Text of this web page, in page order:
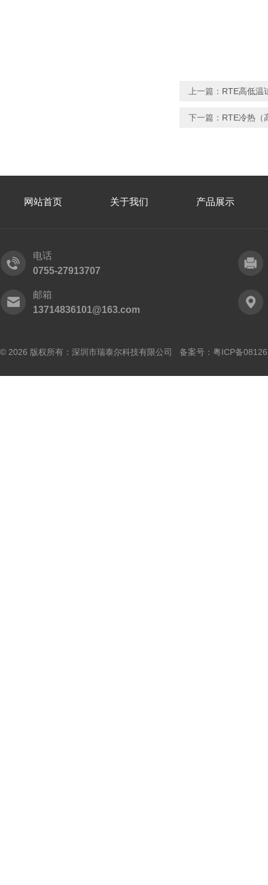
上一篇： RTE高低温
下一篇： RTE冷热（
网站首页 关于我们 产品展示
电话
0755-27913707
邮箱
13714836101@163.com
© 2026 版权所有：深圳市瑞泰尔科技有限公司 备案号： 粤ICP备